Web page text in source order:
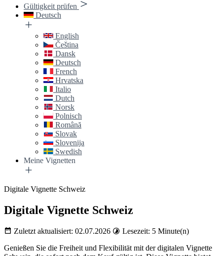
Gültigkeit prüfen
Deutsch
English
Čeština
Dansk
Deutsch
French
Hrvatska
Italio
Dutch
Norsk
Polnisch
Română
Slovak
Slovenija
Swedish
Meine Vignetten
Digitale Vignette Schweiz
Digitale Vignette Schweiz
Zuletzt aktualisiert: 02.07.2026
Lesezeit: 5 Minute(n)
Genießen Sie die Freiheit und Flexibilität mit der digitalen Vignette